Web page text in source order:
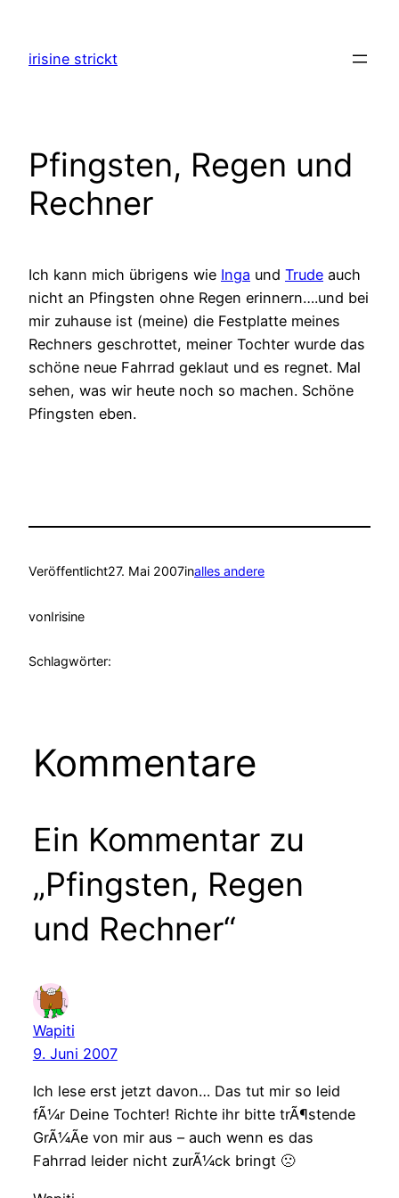
springen
irisine strickt
Pfingsten, Regen und
Rechner
Ich kann mich übrigens wie Inga und Trude auch
nicht an Pfingsten ohne Regen erinnern….und bei
mir zuhause ist (meine) die Festplatte meines
Rechners geschrottet, meiner Tochter wurde das
schöne neue Fahrrad geklaut und es regnet. Mal
sehen, was wir heute noch so machen. Schöne
Pfingsten eben.
Veröffentlicht27. Mai 2007inalles andere
vonIrisine
Schlagwörter:
Kommentare
Ein Kommentar zu
„Pfingsten, Regen
und Rechner“
Wapiti
9. Juni 2007
Ich lese erst jetzt davon… Das tut mir so leid
fÃ¼r Deine Tochter! Richte ihr bitte trÃ¶stende
GrÃ¼Ãe von mir aus – auch wenn es das
Fahrrad leider nicht zurÃ¼ck bringt 🙁